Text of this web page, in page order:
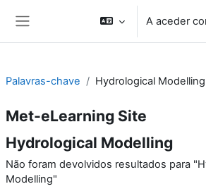
A aceder
Palavras-chave Hydrological Modelling
Met-eLearning Site
Hydrological Modelling
Não foram devolvidos resultados para
Modelling"